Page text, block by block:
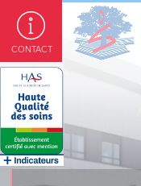
CONTACT
Panneau de gestion des